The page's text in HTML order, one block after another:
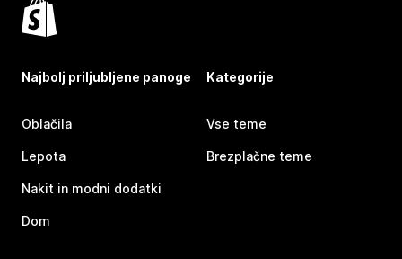
Najbolj priljubljene panoge
Oblačila
Lepota
Nakit in modni dodatki
Dom
Kategorije
Vse teme
Brezplačne teme